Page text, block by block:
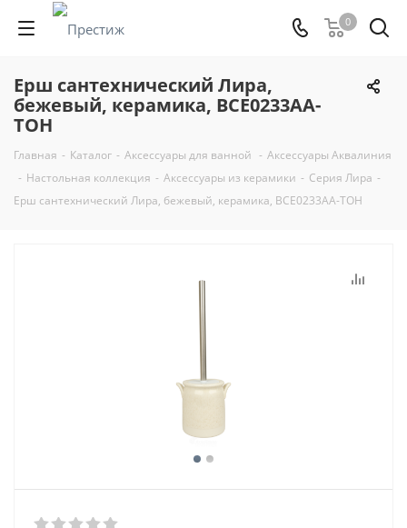
0
Ерш сантехнический Лира,
бежевый, керамика, BCE0233AA-
TOH
Главная - Каталог - Аксессуары для ванной - Аксессуары Аквалиния
- Настольная коллекция - Аксессуары из керамики - Серия Лира -
Ерш сантехнический Лира, бежевый, керамика, BCE0233AA-TOH